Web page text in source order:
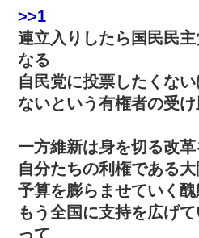
>>1
連立入りしたら国民民
なる
自民党に投票したくな
ないという有権者の受
一方維新は身を切る改
自分たちの利権である
予算を膨らませていく
もう全国に支持を広げ
って